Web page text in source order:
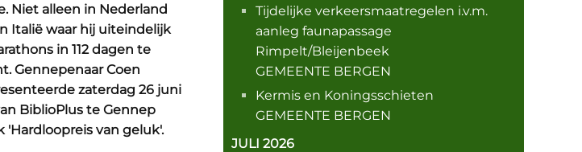
Niet alleen in Nederland
Italië waar hij uiteindelijk
in 112 dagen te
Gennepenaar Coen
zaterdag 26 juni
BiblioPlus te Gennep
'Hardloopreis van geluk'.
Tijdelijke verkeersmaatregelen i.v.m.
aanleg faunapassage
Rimpelt/Bleijenbeek
GEMEENTE BERGEN
Kermis en Koningsschieten
GEMEENTE BERGEN
JULI 2026